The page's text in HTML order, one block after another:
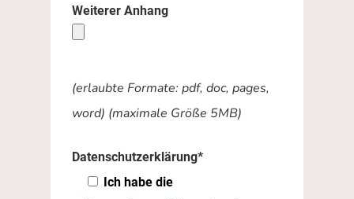
Weiterer Anhang
(erlaubte Formate: pdf, doc, pages,
word) (maximale Größe 5MB)
Datenschutzerklärung*
Ich habe die